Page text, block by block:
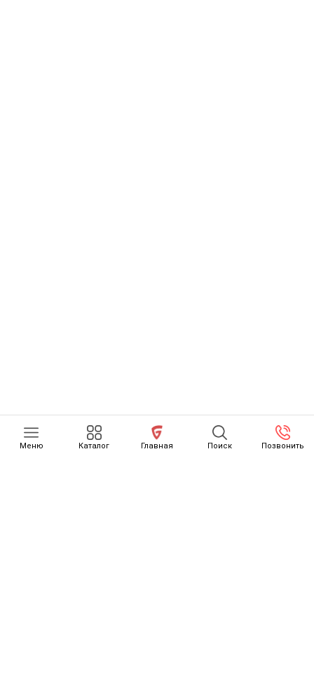
Меню Каталог Главная Поиск Позвонить